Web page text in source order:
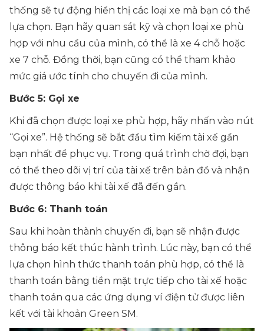
thống sẽ tự động hiển thị các loại xe mà bạn có thể
lựa chọn. Bạn hãy quan sát kỹ và chọn loại xe phù
hợp với nhu cầu của mình, có thể là xe 4 chỗ hoặc
xe 7 chỗ. Đồng thời, bạn cũng có thể tham khảo
mức giá ước tính cho chuyến đi của mình.
Bước 5: Gọi xe
Khi đã chọn được loại xe phù hợp, hãy nhấn vào nút
“Gọi xe”. Hệ thống sẽ bắt đầu tìm kiếm tài xế gần
bạn nhất để phục vụ. Trong quá trình chờ đợi, bạn
có thể theo dõi vị trí của tài xế trên bản đồ và nhận
được thông báo khi tài xế đã đến gần.
Bước 6: Thanh toán
Sau khi hoàn thành chuyến đi, bạn sẽ nhận được
thông báo kết thúc hành trình. Lúc này, bạn có thể
lựa chọn hình thức thanh toán phù hợp, có thể là
thanh toán bằng tiền mặt trực tiếp cho tài xế hoặc
thanh toán qua các ứng dụng ví điện tử được liên
kết với tài khoản Green SM.